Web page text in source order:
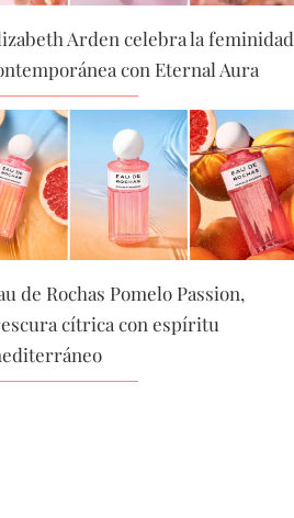
Arden celebra la feminidad
con Eternal Aura
de Rochas Pomelo Passion,
cítrica con espíritu